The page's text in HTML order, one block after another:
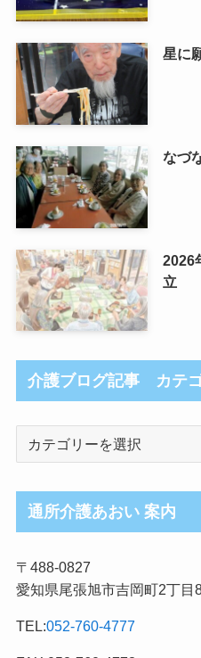
星に
なづ
立
介護ブログ記事 カテ
ロ
グ
事
カ
ゴ
通所介護あおい 案内
〒488-0827
愛知県尾張旭市吉岡町2丁目
TEL:052-760-4777